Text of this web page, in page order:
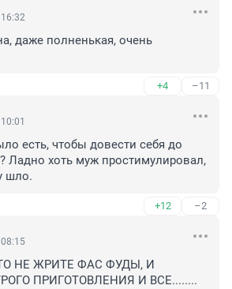
даже полненькая, очень
+4 –11
есть, чтобы довести себя до
Ладно хоть муж простимулировал,
шло.
+12 –2
НЕ ЖРИТЕ ФАС ФУДЫ, И
ПРИГОТОВЛЕНИЯ И ВСЕ........